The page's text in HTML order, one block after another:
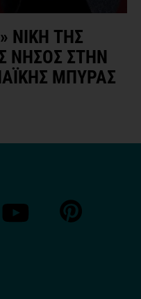
ΝΙΚΗ ΤΗΣ
ΝΗΣΟΣ ΣΤΗΝ
ΜΠΥΡΑΣ